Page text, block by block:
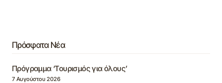
Πρόσφατα Νέα
Πρόγραμμα ‘Τουρισμός για όλους’
7 Αυγούστου 2026